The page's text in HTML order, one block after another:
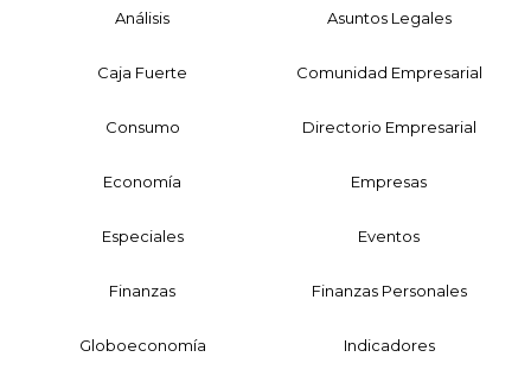
Análisis Asuntos Legales
Caja Fuerte Comunidad Empresarial
Consumo Directorio Empresarial
Economía Empresas
Especiales Eventos
Finanzas Finanzas Personales
Globoeconomía Indicadores